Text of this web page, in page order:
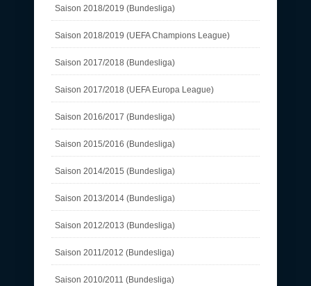
Saison 2018/2019 (Bundesliga)
Saison 2018/2019 (UEFA Champions League)
Saison 2017/2018 (Bundesliga)
Saison 2017/2018 (UEFA Europa League)
Saison 2016/2017 (Bundesliga)
Saison 2015/2016 (Bundesliga)
Saison 2014/2015 (Bundesliga)
Saison 2013/2014 (Bundesliga)
Saison 2012/2013 (Bundesliga)
Saison 2011/2012 (Bundesliga)
Saison 2010/2011 (Bundesliga)